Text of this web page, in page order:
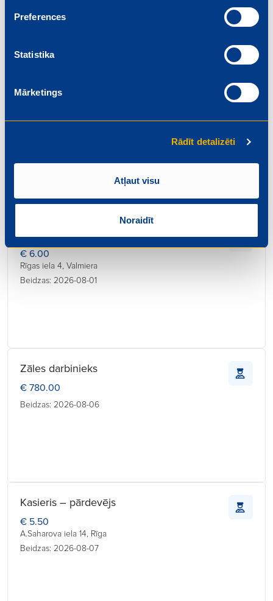
Preferences
Statistika
Mārketings
Rādīt detalizēti
Atļaut visu
Noraidīt
Beidzas: 2026-08-01
Pārdevējs
€ 6.20
Konditors – maiznieks
€ 6.00
Rīgas iela 4, Valmiera
Beidzas: 2026-08-01
Zāles darbinieks
€ 780.00
Beidzas: 2026-08-06
Kasieris – pārdevējs
€ 5.50
A.Saharova iela 14, Rīga
Beidzas: 2026-08-07